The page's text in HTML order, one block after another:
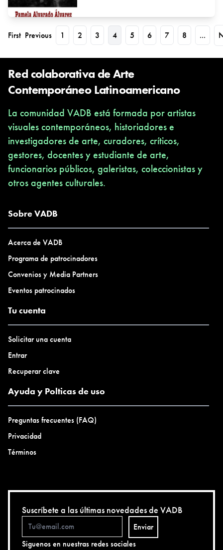
First Previous 1 2 3 4 5 6 7 8 ...
Red colaborativa de Arte
Contemporáneo Latinoamericano
La comunidad VADB está formada por artistas
visuales contemporáneos, historiadores e
investigadores de arte, curadores, críticos,
gestores, docentes y estudiante de arte,
funcionarios públicos, galeristas, coleccionistas y
otros agentes culturales.
Sobre VADB
Acerca de VADB
Programa de patrocinadores
Convenios y Media Partners
Eventos patrocinados
Tu cuenta
Solicitar una cuenta
Entrar
Recuperar clave
Ayuda y Polticas de uso
Preguntas frecuentes (FAQ)
Privacidad
Términos
Suscríbete a las últimas novedades de VADB
Enviar
Siguenos en nuestras redes sociales